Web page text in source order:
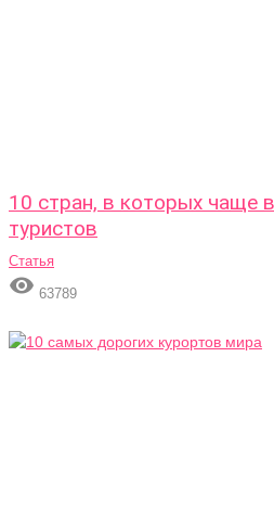
10 стран, в которых чаще
туристов
Статья
 63789